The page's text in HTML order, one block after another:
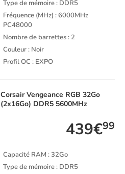
Type de mémoire : DDR5
Fréquence (MHz) : 6000MHz
PC48000
Nombre de barrettes : 2
Couleur : Noir
Profil OC : EXPO
CorsairVengeance RGB 32Go
(2x16Go) DDR5 5600MHz
439€99
Capacité RAM : 32Go
Type de mémoire : DDR5